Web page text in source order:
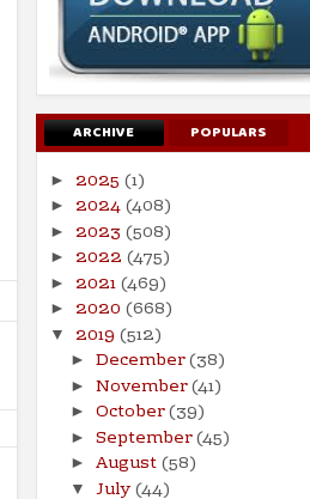
ARCHIVE POPULARS
► 2025 (1)
► 2024(408)
► 2023 (508)
► 2022 (475)
► 2021(469)
► 2020 (668)
▼ 2019 (512)
► December(38)
► November(41)
► October(39)
► September(45)
► August(58)
▼ July(44)